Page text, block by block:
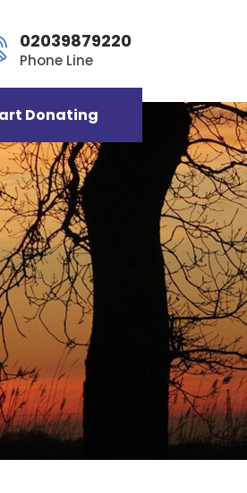
02039879220
Phone Line
Donating